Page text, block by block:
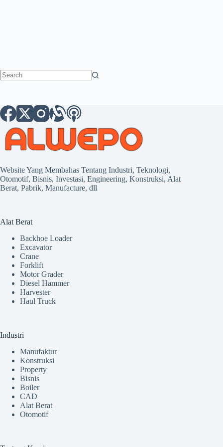
Website Yang Membahas Tentang Industri, Teknologi,
Otomotif, Bisnis, Investasi, Engineering, Konstruksi, Alat
Berat, Pabrik, Manufacture, dll
Alat Berat
Backhoe Loader
Excavator
Crane
Forklift
Motor Grader
Diesel Hammer
Harvester
Haul Truck
Industri
Manufaktur
Konstruksi
Property
Bisnis
Boiler
CAD
Alat Berat
Otomotif